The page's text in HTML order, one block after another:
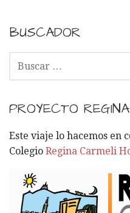
g
a
ó
BUSCADOR
C
R
:
PROYECTO REGINA
Este viaje lo hacemos en
Colegio Regina Carmeli